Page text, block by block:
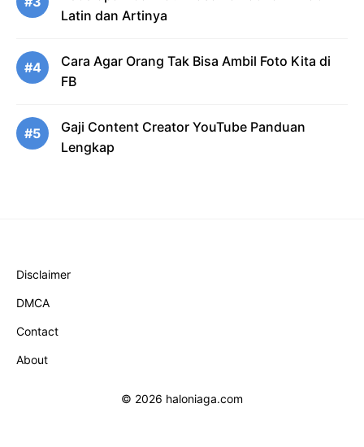
Latin dan Artinya
#4
Cara Agar Orang Tak Bisa Ambil Foto Kita di
FB
#5
Gaji Content Creator YouTube Panduan
Lengkap
Disclaimer
DMCA
Contact
About
© 2026 haloniaga.com